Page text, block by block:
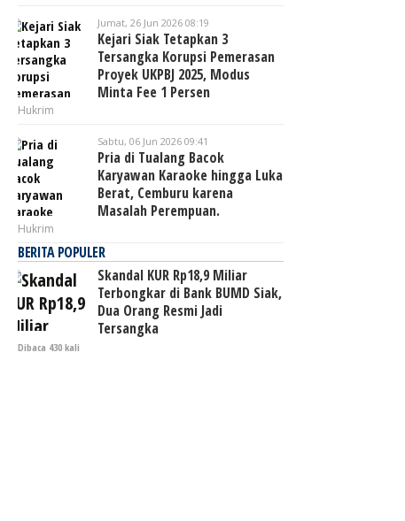
Jumat, 26 Jun 2026 08:19
Kejari Siak Tetapkan 3
Tersangka Korupsi Pemerasan
Proyek UKPBJ 2025, Modus
Minta Fee 1 Persen
Hukrim
Sabtu, 06 Jun 2026 09:41
Pria di Tualang Bacok
Karyawan Karaoke hingga Luka
Berat, Cemburu karena
Masalah Perempuan.
Hukrim
BERITA POPULER
Skandal KUR Rp18,9 Miliar
Terbongkar di Bank BUMD Siak,
Dua Orang Resmi Jadi
Tersangka
Dibaca 430 kali